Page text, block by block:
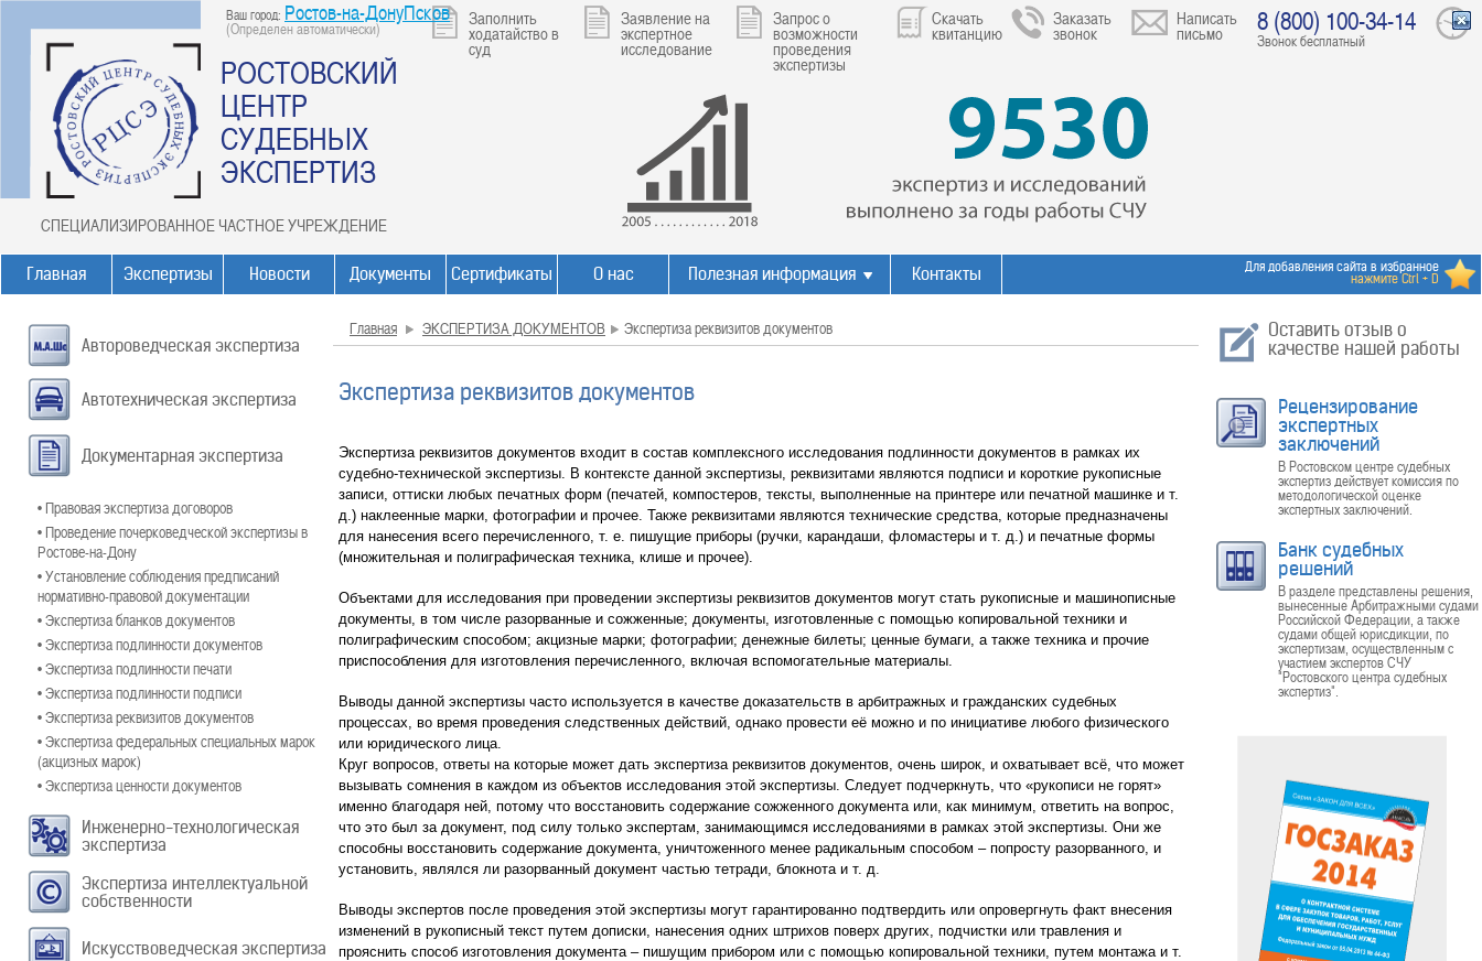
Ваш город: Ростов-на-ДонуПсков
(Определен автоматически)
РОСТОВСКИЙ
ЦЕНТР
СУДЕБНЫХ
ЭКСПЕРТИЗ
СПЕЦИАЛИЗИРОВАННОЕ ЧАСТНОЕ УЧРЕЖДЕНИЕ
Заполнить
ходатайство в
суд
Заявление на
экспертное
исследование
Запрос о
возможности
проведения
экспертизы
Скачать
квитанцию
Заказать
звонок
Написать
письмо 8 (800) 100-34-14
Звонок бесплатный
Главная Экспертизы Новости Документы Сертификаты О нас Полезная информация Контакты Для добавления сайта в избранное
нажмите Ctrl + D
Автороведческая экспертиза
Автотехническая экспертиза
Документарная экспертиза
• Правовая экспертиза договоров
• Проведение почерковедческой экспертизы в
Ростове-на-Дону
• Установление соблюдения предписаний
нормативно-правовой документации
• Экспертиза бланков документов
• Экспертиза подлинности документов
• Экспертиза подлинности печати
• Экспертиза подлинности подписи
• Экспертиза реквизитов документов
• Экспертиза федеральных специальных марок
(акцизных марок)
• Экспертиза ценности документов
Инженерно-технологическая
экспертиза
Экспертиза интеллектуальной
собственности
Искусствоведческая экспертиза
Главная ЭКСПЕРТИЗА ДОКУМЕНТОВ Экспертиза реквизитов документов
Экспертиза реквизитов документов
Экспертиза реквизитов документов входит в состав комплексного исследования подлинности документов в рамках их
судебно-технической экспертизы. В контексте данной экспертизы, реквизитами являются подписи и короткие рукописные
записи, оттиски любых печатных форм (печатей, компостеров, тексты, выполненные на принтере или печатной машинке и т.
д.) наклеенные марки, фотографии и прочее. Также реквизитами являются технические средства, которые предназначены
для нанесения всего перечисленного, т. е. пишущие приборы (ручки, карандаши, фломастеры и т. д.) и печатные формы
(множительная и полиграфическая техника, клише и прочее).
Объектами для исследования при проведении экспертизы реквизитов документов могут стать рукописные и машинописные
документы, в том числе разорванные и сожженные; документы, изготовленные с помощью копировальной техники и
полиграфическим способом; акцизные марки; фотографии; денежные билеты; ценные бумаги, а также техника и прочие
приспособления для изготовления перечисленного, включая вспомогательные материалы.
Выводы данной экспертизы часто используется в качестве доказательств в арбитражных и гражданских судебных
процессах, во время проведения следственных действий, однако провести её можно и по инициативе любого физического
или юридического лица.
Круг вопросов, ответы на которые может дать экспертиза реквизитов документов, очень широк, и охватывает всё, что может
вызывать сомнения в каждом из объектов исследования этой экспертизы. Следует подчеркнуть, что «рукописи не горят»
именно благодаря ней, потому что восстановить содержание сожженного документа или, как минимум, ответить на вопрос,
что это был за документ, под силу только экспертам, занимающимся исследованиями в рамках этой экспертизы. Они же
способны восстановить содержание документа, уничтоженного менее радикальным способом – попросту разорванного, и
установить, являлся ли разорванный документ частью тетради, блокнота и т. д.
Выводы экспертов после проведения этой экспертизы могут гарантированно подтвердить или опровергнуть факт внесения
изменений в рукописный текст путем дописки, нанесения одних штрихов поверх других, подчистки или травления и
прояснить способ изготовления документа – пишущим прибором или с помощью копировальной техники, путем монтажа и т.
Оставить отзыв о
качестве нашей работы
Рецензирование
экспертных
заключений
В Ростовском центре судебных
экспертиз действует комиссия по
методологической оценке
экспертных заключений.
Банк судебных
решений
В разделе представлены решения,
вынесенные Арбитражными судами
Российской Федерации, а также
судами общей юрисдикции, по
экспертизам, осуществленным с
участием экспертов СЧУ
"Ростовского центра судебных
экспертиз".